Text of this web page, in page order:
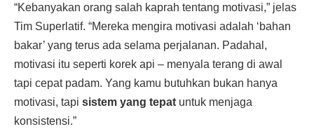
“Kebanyakan orang salah kaprah tentang motivasi,” jelas
Tim Superlatif. “Mereka mengira motivasi adalah ‘bahan
bakar’ yang terus ada selama perjalanan. Padahal,
motivasi itu seperti korek api – menyala terang di awal
tapi cepat padam. Yang kamu butuhkan bukan hanya
motivasi, tapi sistem yang tepat untuk menjaga
konsistensi.”